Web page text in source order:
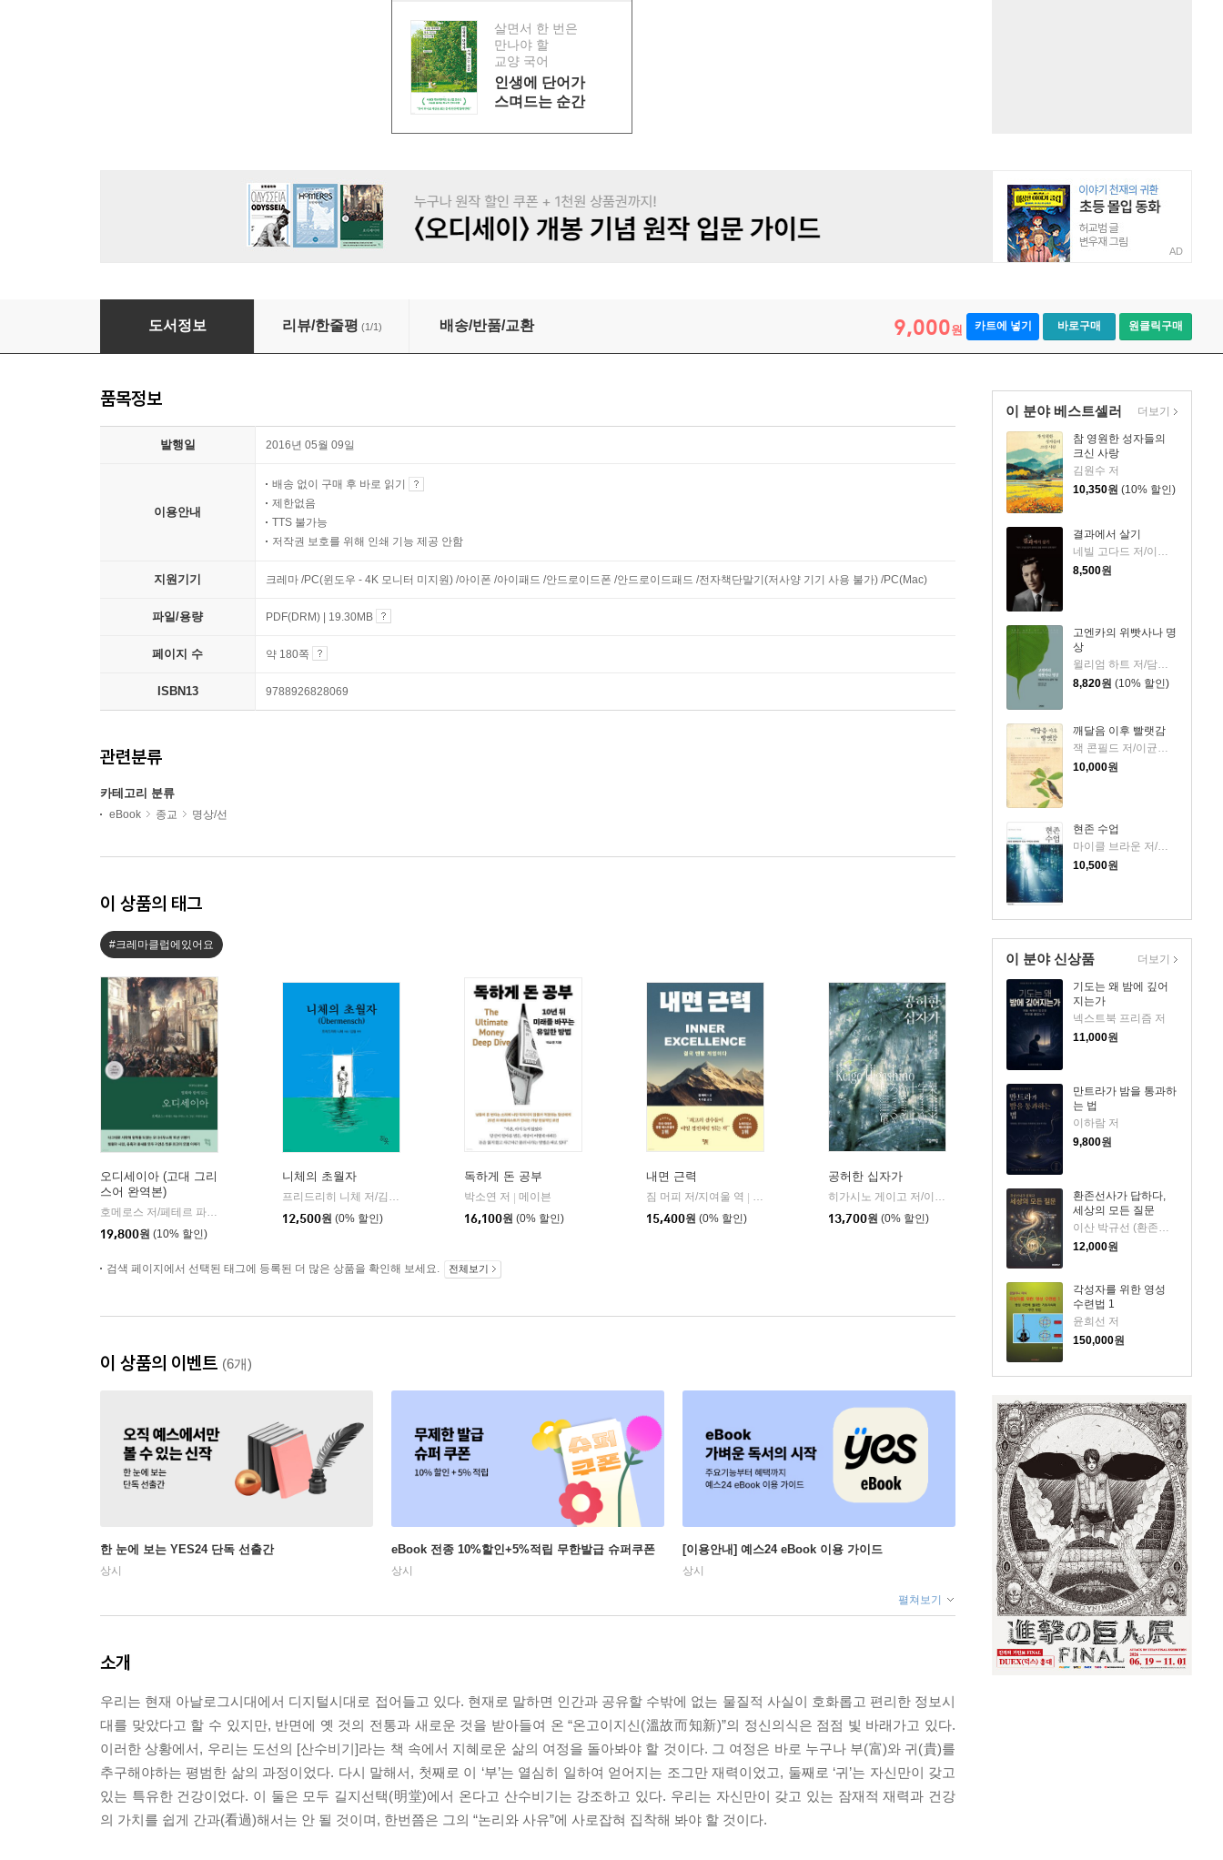
살면서 한 번은
만나야 할
교양 국어
인생에 단어가
스며드는 순간
AD
무학대사의 도선비기
도서정보 리뷰/한줄평 (1/1) 배송/반품/교환 9,000원 카트에 넣기 바로구매 원클릭구매
이 분야 베스트셀러
참 영원한 성자들의
크신 사랑
김원수 저
10,350원 (10% 할인)
결과에서 살기
8,500원
고엔카의 위빳사나 명
상
8,820원 (10% 할인)
깨달음 이후 빨랫감
잭 콘필드 저/이균형 역
10,000원
현존 수업
마이클 브라운 저/이재석 역
10,500원
더보기
이 분야 신상품
기도는 왜 밤에 깊어
지는가
넥스트북 프리즘 저
11,000원
만트라가 밤을 통과하
는 법
이하람 저
9,800원
환존선사가 답하다,
세상의 모든 질문
이산 박규선 (환존사상연구회) 저
12,000원
각성자를 위한 영성
수련법 1
윤희선 저
150,000원
더보기
품목정보
발행일 2016년 05월 09일
이용안내
배송 없이 구매 후 바로 읽기
제한없음
TTS 불가능
저작권 보호를 위해 인쇄 기능 제공 안함
지원기기 크레마 /PC(윈도우 - 4K 모니터 미지원) /아이폰 /아이패드 /안드로이드폰 /안드로이드패드 /전자책단말기(저사양 기기 사용 불가) /PC(Mac)
파일/용량 PDF(DRM) | 19.30MB
페이지 수 약 180쪽
ISBN13 9788926828069
관련분류
카테고리 분류
eBook 종교 명상/선
이 상품의 태그
#크레마클럽에있어요
오디세이아 (고대 그리
스어 완역본)
| 현대지성
19,800원 (10% 할인)
니체의 초월자
12,500원 (0% 할인)
독하게 돈 공부
박소연 저 | 메이븐
16,100원 (0% 할인)
내면 근력
짐 머피 저/지여울 역 |
15,400원 (0% 할인)
공허한 십자가
자음과모음
13,700원 (0% 할인)
검색 페이지에서 선택된 태그에 등록된 더 많은 상품을 확인해 보세요. 전체보기
이 상품의 이벤트 (6개)
한 눈에 보는 YES24 단독 선출간
상시
eBook 전종 10%할인+5%적립 무한발급 슈퍼쿠폰
상시
[이용안내] 예스24 eBook 이용 가이드
상시
펼쳐보기
소개
우리는 현재 아날로그시대에서 디지털시대로 접어들고 있다. 현재로 말하면 인간과 공유할 수밖에 없는 물질적 사실이 호화롭고 편리한 정보시
대를 맞았다고 할 수 있지만, 반면에 옛 것의 전통과 새로운 것을 받아들여 온 “온고이지신(溫故而知新)”의 정신의식은 점점 빛 바래가고 있다.
이러한 상황에서, 우리는 도선의 [산수비기]라는 책 속에서 지혜로운 삶의 여정을 돌아봐야 할 것이다. 그 여정은 바로 누구나 부(富)와 귀(貴)를
추구해야하는 평범한 삶의 과정이었다. 다시 말해서, 첫째로 이 ‘부’는 열심히 일하여 얻어지는 조그만 재력이었고, 둘째로 ‘귀’는 자신만이 갖고
있는 특유한 건강이었다. 이 둘은 모두 길지선택(明堂)에서 온다고 산수비기는 강조하고 있다. 우리는 자신만이 갖고 있는 잠재적 재력과 건강
의 가치를 쉽게 간과(看過)해서는 안 될 것이며, 한번쯤은 그의 “논리와 사유”에 사로잡혀 집착해 봐야 할 것이다.